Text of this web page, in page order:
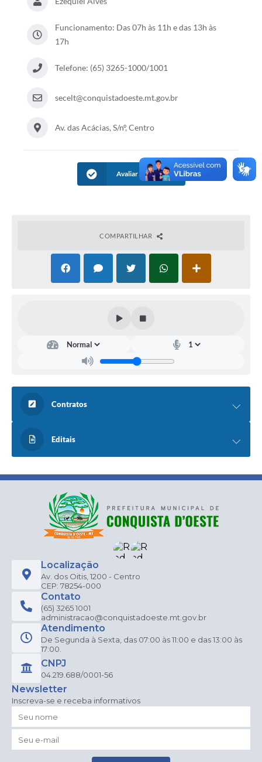
Funcionamento: Das 07h às 11h e das 13h às
17h
Telefone: (65) 3265-1000/1001
secelt@conquistadoeste.mt.gov.br
Av. das Acácias, S/nº, Centro
Avaliar Informação
COMPARTILHAR
Contratos
Editais
Localização
Av. dos Oitis, 1200 - Centro
CEP: 78254-000
Contato
(65) 3265 1001
administracao@conquistadoeste.mt.gov.br
Atendimento
De Segunda à Sexta, das 07:00 às 11:00 e das 13:00 às
17:00.
CNPJ
04.219.688/0001-56
Newsletter
Inscreva-se e receba informativos